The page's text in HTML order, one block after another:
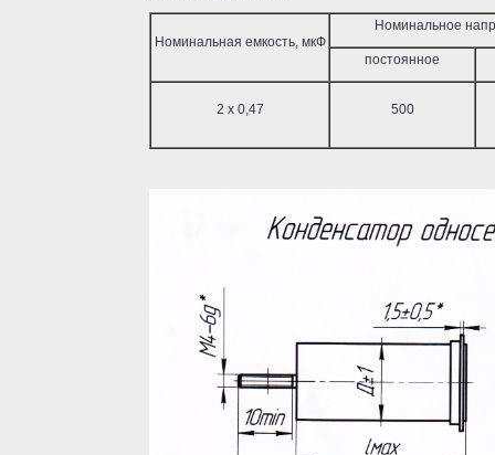
Номинальная емкость, мкФ
Номинальное
постоянное
2 х 0,47 500